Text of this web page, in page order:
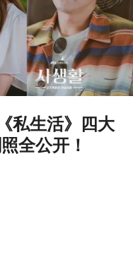
私生活》四大
全公开！